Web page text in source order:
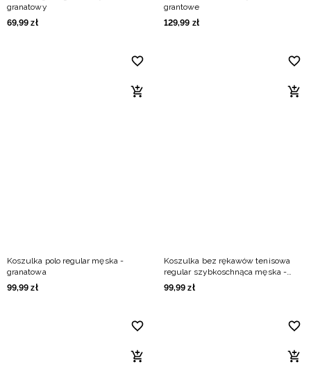
granatowy
69,99 zł
grantowe
129,99 zł
Koszulka polo regular męska -
granatowa
99,99 zł
Koszulka bez rękawów tenisowa
regular szybkoschnąca męska -
zielona
99,99 zł